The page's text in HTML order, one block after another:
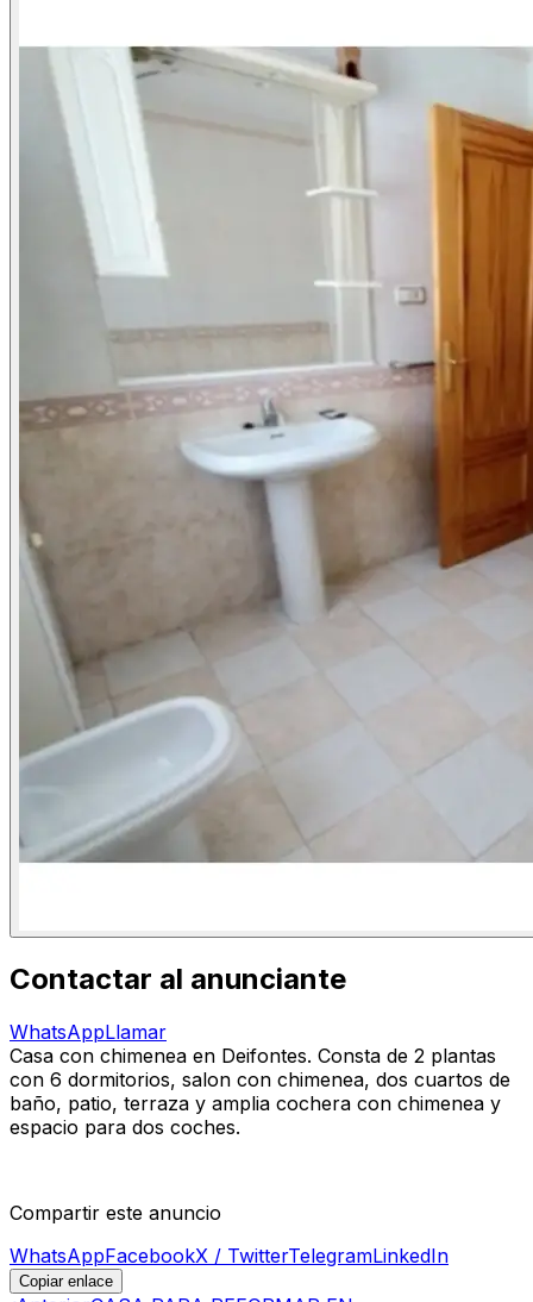
Contactar al anunciante
WhatsAppLlamar
Casa con chimenea en Deifontes. Consta de 2 plantas
con 6 dormitorios, salon con chimenea, dos cuartos de
baño, patio, terraza y amplia cochera con chimenea y
espacio para dos coches.
Compartir este anuncio
WhatsAppFacebookX / TwitterTelegramLinkedIn
Copiar enlace